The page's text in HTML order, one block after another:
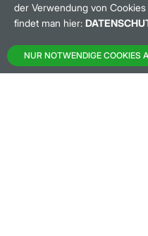
HÄUFIG GESUCHT:
M:ACCESS
der Verwendung von
findet man hier:
NUR NOTWENDIGE COOKIES